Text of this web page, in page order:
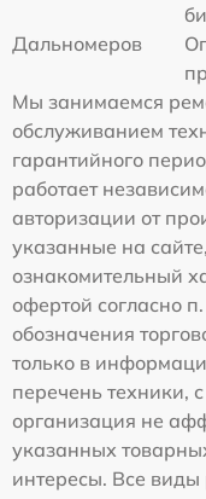
Дальномеров
Мы занимаемся
обслуживанием
гарантийного
работает
авторизации от
указанные на
ознакомительный
офертой согласно
обозначения
только в
перечень техники,
организация не
указанных
интересы. Все